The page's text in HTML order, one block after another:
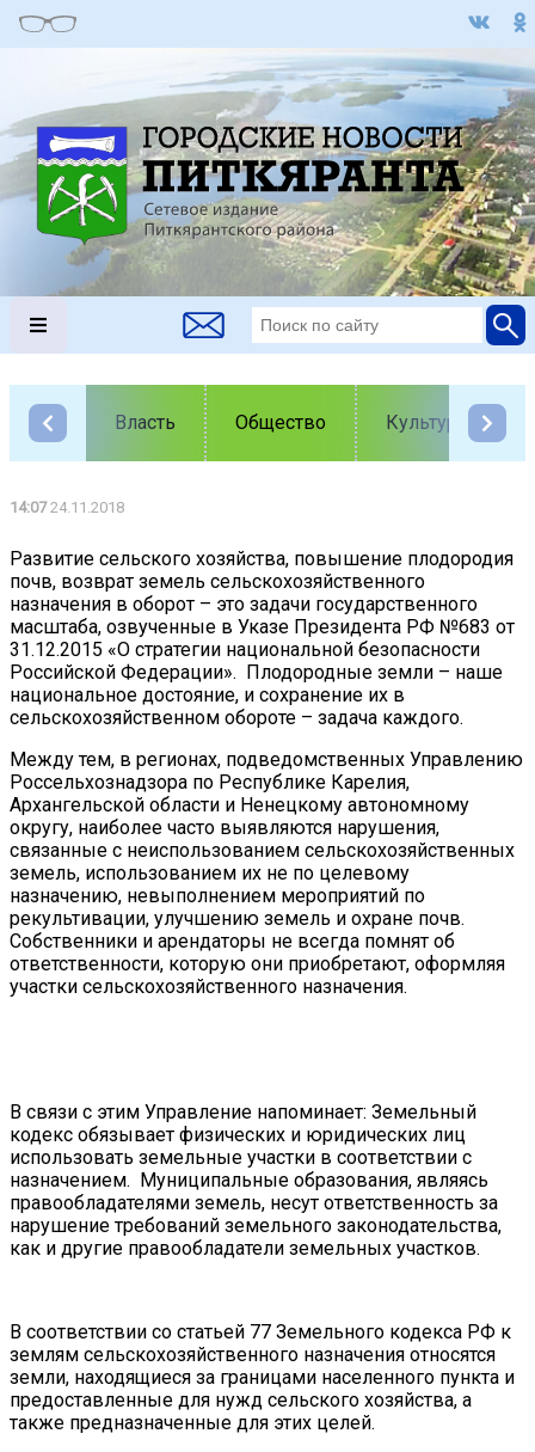
Власть Общество Культура
14:0724.11.2018
Развитие сельского хозяйства, повышение плодородия
почв, возврат земель сельскохозяйственного
назначения в оборот – это задачи государственного
масштаба, озвученные в Указе Президента РФ №683 от
31.12.2015 «О стратегии национальной безопасности
Российской Федерации». Плодородные земли – наше
национальное достояние, и сохранение их в
сельскохозяйственном обороте – задача каждого.
Между тем, в регионах, подведомственных Управлению
Россельхознадзора по Республике Карелия,
Архангельской области и Ненецкому автономному
округу, наиболее часто выявляются нарушения,
связанные с неиспользованием сельскохозяйственных
земель, использованием их не по целевому
назначению, невыполнением мероприятий по
рекультивации, улучшению земель и охране почв.
Собственники и арендаторы не всегда помнят об
ответственности, которую они приобретают, оформляя
участки сельскохозяйственного назначения.
В связи с этим Управление напоминает: Земельный
кодекс обязывает физических и юридических лиц
использовать земельные участки в соответствии с
назначением. Муниципальные образования, являясь
правообладателями земель, несут ответственность за
нарушение требований земельного законодательства,
как и другие правообладатели земельных участков.
В соответствии со статьей 77 Земельного кодекса РФ к
землям сельскохозяйственного назначения относятся
земли, находящиеся за границами населенного пункта и
предоставленные для нужд сельского хозяйства, а
также предназначенные для этих целей.